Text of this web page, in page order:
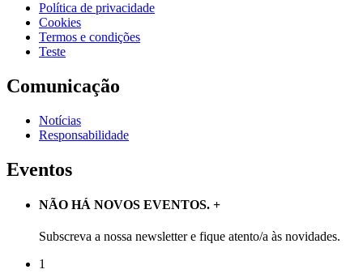
Política de privacidade
Cookies
Termos e condições
Teste
Comunicação
Notícias
Responsabilidade
Eventos
NÃO HÁ NOVOS EVENTOS. +
Subscreva a nossa newsletter e fique atento/a às novidades.
1